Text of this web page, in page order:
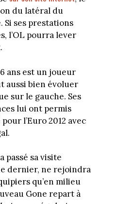
du latéral du
Si ses prestations
l’OL pourra lever
ans est un joueur
aussi bien évoluer
sur le gauche. Ses
lui ont permis
l’Euro 2012 avec
passé sa visite
dernier, ne rejoindra
qu’en milieu
Gone repart à